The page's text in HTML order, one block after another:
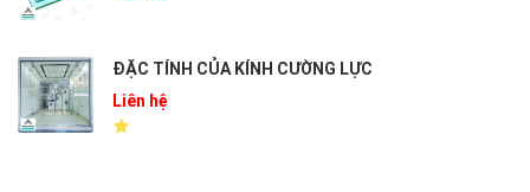
ĐẶC TÍNH CỦA KÍNH CƯỜNG LỰC
Liên hệ